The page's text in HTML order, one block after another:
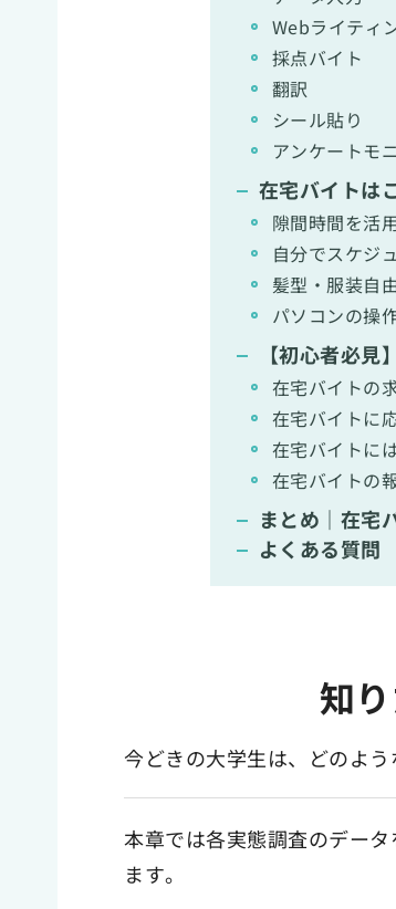
Webライティ
採点バイト
翻訳
シール貼り
アンケートモ
在宅バイトは
隙間時間を活
自分でスケジ
髪型・服装自
パソコンの操
【初心者必
在宅バイトの
在宅バイトに
在宅バイトに
在宅バイトの
まとめ｜在宅
よくある質問
知
今どきの大学生は、どのよ
本章では各実態調査のデー
ます。